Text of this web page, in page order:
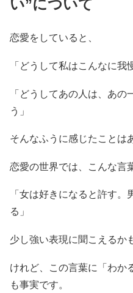
い”について
恋愛をしていると、
「どうして私はこんなに我
「どうしてあの人は、あ
う」
そんなふうに感じたことは
恋愛の世界では、こんな言
「女は好きになると許す
る」
少し強い表現に聞こえるか
けれど、この言葉に「わか
も事実です。